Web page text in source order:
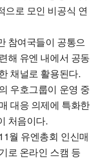
으로 모인 비공식 연
참여국들이 공통으
해 유엔 내에서 공동
채널로 활용된다.
우호그룹이 운영 중
대응 의제에 특화한
처음이다.
월 유엔총회 인신매
로 온라인 스캠 등